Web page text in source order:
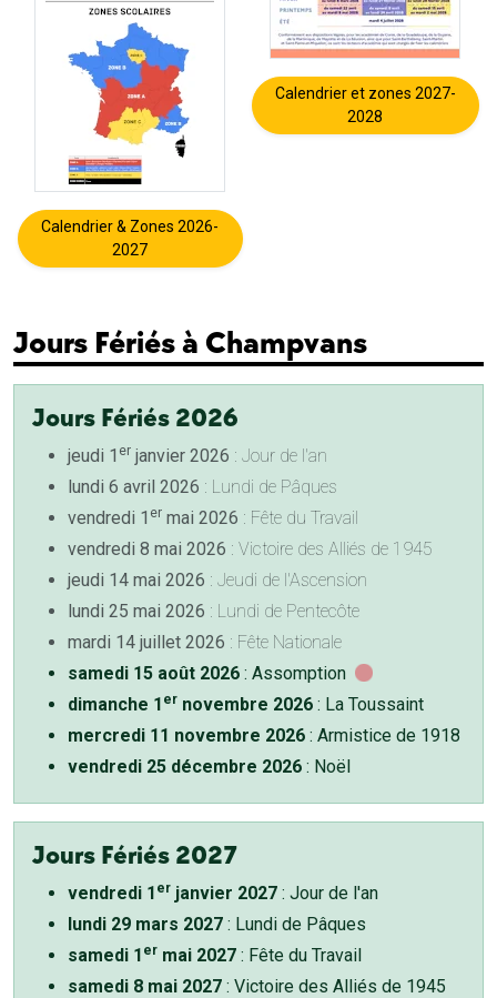
Calendrier & Zones 2026-
2027
Calendrier et zones 2027-
2028
Jours Fériés à Champvans
Jours Fériés 2026
jeudi 1 er janvier 2026 : Jour de l'an
lundi 6 avril 2026 : Lundi de Pâques
vendredi 1 er mai 2026 : Fête du Travail
vendredi 8 mai 2026 : Victoire des Alliés de 1945
jeudi 14 mai 2026 : Jeudi de l'Ascension
lundi 25 mai 2026 : Lundi de Pentecôte
mardi 14 juillet 2026 : Fête Nationale
samedi 15 août 2026 : Assomption
dimanche 1 er novembre 2026 : La Toussaint
mercredi 11 novembre 2026 : Armistice de 1918
vendredi 25 décembre 2026 : Noël
Jours Fériés 2027
vendredi 1 er janvier 2027 : Jour de l'an
lundi 29 mars 2027 : Lundi de Pâques
samedi 1 er mai 2027 : Fête du Travail
samedi 8 mai 2027 : Victoire des Alliés de 1945